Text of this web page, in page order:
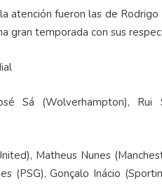
atención fueron las de
gran temporada con sus
Sá (Wolverhampton),
Matheus Nunes
(PSG), Gonçalo Inácio